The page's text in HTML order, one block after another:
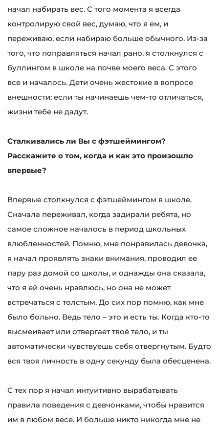
начал набирать вес. С того момента я всегда
контролирую свой вес, думаю, что я ем, и
переживаю, если набираю больше обычного. Из-за
того, что поправляться начал рано, я столкнулся с
буллингом в школе на почве моего веса. С этого
все и началось. Дети очень жестокие в вопросе
внешности: если ты начинаешь чем-то отличаться,
жизни тебе не дадут.
Сталкивались ли Вы с фэтшеймингом?
Расскажите о том, когда и как это произошло
впервые?
Впервые столкнулся с фэтшеймингом в школе.
Сначала переживал, когда задирали ребята, но
самое сложное началось в период школьных
влюбленностей. Помню, мне понравилась девочка,
я начал проявлять знаки внимания, проводил ее
пару раз домой со школы, и однажды она сказала,
что я ей очень нравлюсь, но она не может
встречаться с толстым. До сих пор помню, как мне
было больно. Ведь тело – это и есть ты. Когда кто-то
высмеивает или отвергает твоё тело, и ты
автоматически чувствуешь себя отвергнутым. Будто
вся твоя личность в одну секунду была обесценена.
С тех пор я начал интуитивно вырабатывать
правила поведения с девчонками, чтобы нравится
им в любом весе. И больше никто никогда мне не